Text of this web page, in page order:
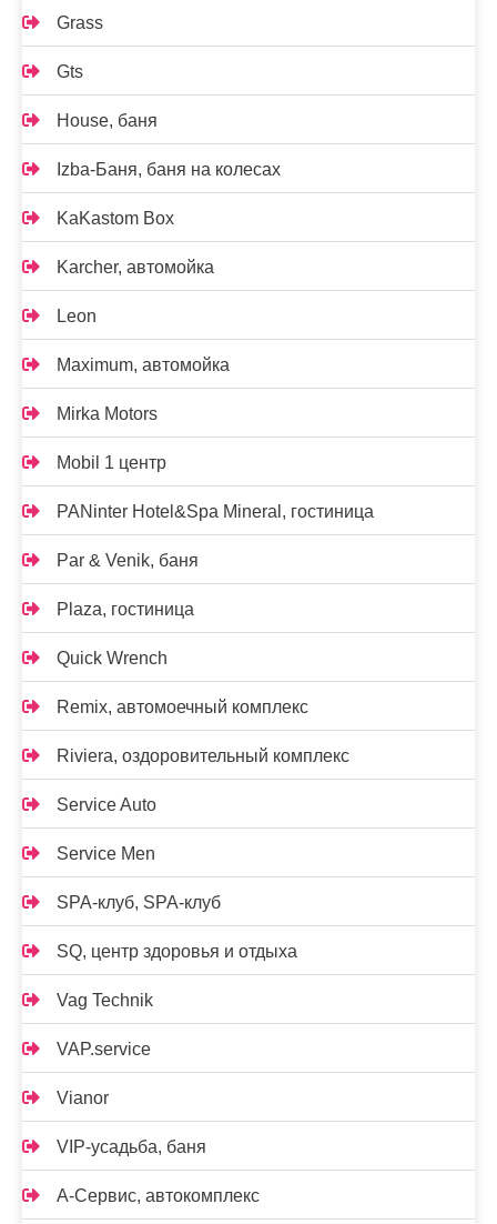
Grass
Gts
House, баня
Izba-Баня, баня на колесах
KaKastom Box
Karcher, автомойка
Leon
Maximum, автомойка
Mirka Motors
Mobil 1 центр
PANinter Hotel&Spa Mineral, гостиница
Par & Venik, баня
Plaza, гостиница
Quick Wrench
Remix, автомоечный комплекс
Riviera, оздоровительный комплекс
Service Auto
Service Men
SPA-клуб, SPA-клуб
SQ, центр здоровья и отдыха
Vag Technik
VAP.service
Vianor
VIP-усадьба, баня
А-Сервис, автокомплекс